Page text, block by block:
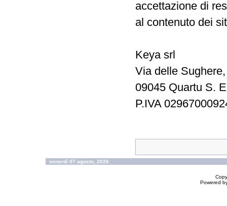
accettazione di
al contenuto dei
Keya srl
Via delle
09045 Quartu S.
P.IVA
venerdì 07 agosto, 2026
Powered